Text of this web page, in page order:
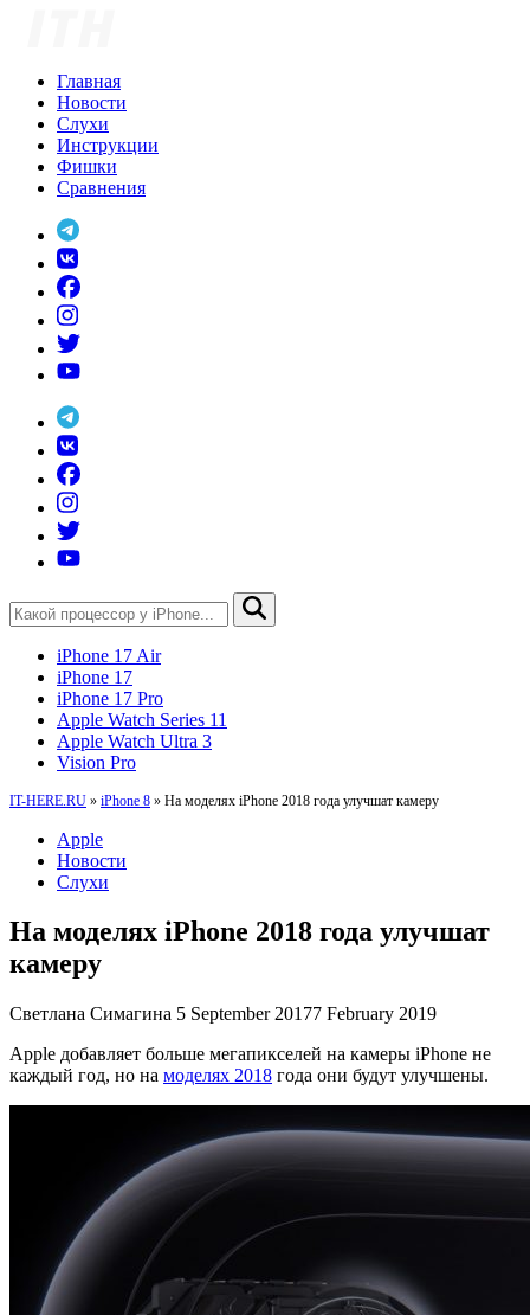
Главная
Новости
Слухи
Инструкции
Фишки
Сравнения
iPhone 17 Air
iPhone 17
iPhone 17 Pro
Apple Watch Series 11
Apple Watch Ultra 3
Vision Pro
IT-HERE.RU » iPhone 8 » На моделях iPhone 2018 года улучшат камеру
Apple
Новости
Слухи
На моделях iPhone 2018 года улучшат
камеру
Светлана Симагина 5 September 20177 February 2019
Apple добавляет больше мегапикселей на камеры iPhone не
каждый год, но на моделях 2018 года они будут улучшены.